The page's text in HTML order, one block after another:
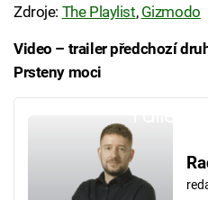
Zdroje: The Playlist, Gizmodo
Video – trailer předchozí
Prsteny moci